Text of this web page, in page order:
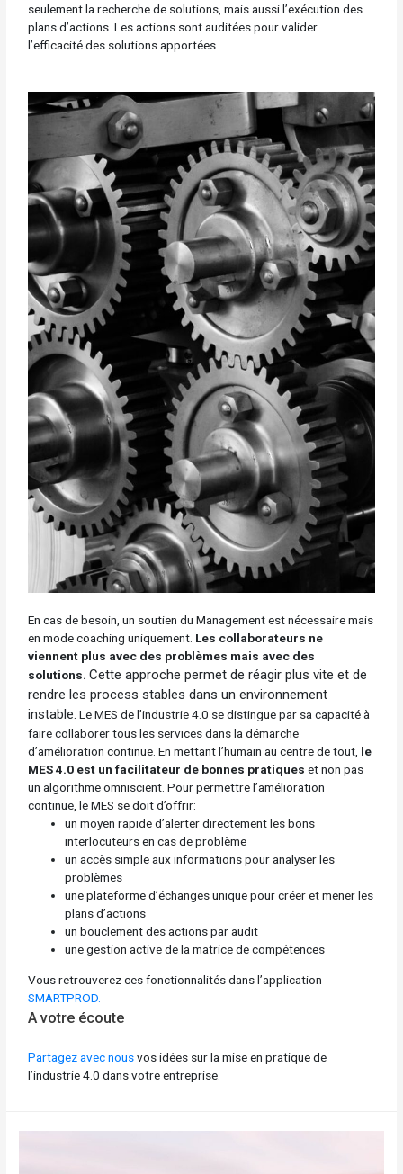
seulement la recherche de solutions, mais aussi l’exécution des
plans d’actions. Les actions sont auditées pour valider
l’efficacité des solutions apportées.
En cas de besoin, un soutien du Management est nécessaire mais
en mode coaching uniquement. Les collaborateurs ne
viennent plus avec des problèmes mais avec des
solutions. Cette approche permet de réagir plus vite et de
rendre les process stables dans un environnement
instable. Le MES de l’industrie 4.0 se distingue par sa capacité à
faire collaborer tous les services dans la démarche
d’amélioration continue. En mettant l’humain au centre de tout, le
MES 4.0 est un facilitateur de bonnes pratiques et non pas
un algorithme omniscient. Pour permettre l’amélioration
continue, le MES se doit d’offrir:
un moyen rapide d’alerter directement les bons
interlocuteurs en cas de problème
un accès simple aux informations pour analyser les
problèmes
une plateforme d’échanges unique pour créer et mener les
plans d’actions
un bouclement des actions par audit
une gestion active de la matrice de compétences
Vous retrouverez ces fonctionnalités dans l’application
SMARTPROD.
A votre écoute
Partagez avec nousvos idées sur la mise en pratique de
l’industrie 4.0 dans votre entreprise.